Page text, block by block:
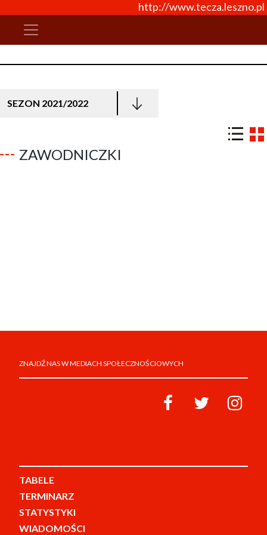
http://www.tecza.leszno.pl
SEZON 2021/2022
ZAWODNICZKI
ZNAJDŹ NAS W MEDIACH SPOŁECZNOŚCIOWYCH
TABELE
TERMINARZ
STATYSTYKI
WIADOMOŚCI